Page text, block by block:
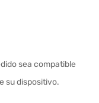
sea compatible
su dispositivo.